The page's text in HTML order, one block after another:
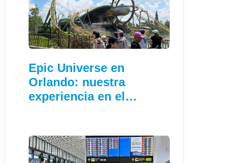
Epic Universe en
Orlando: nuestra
experiencia en el…